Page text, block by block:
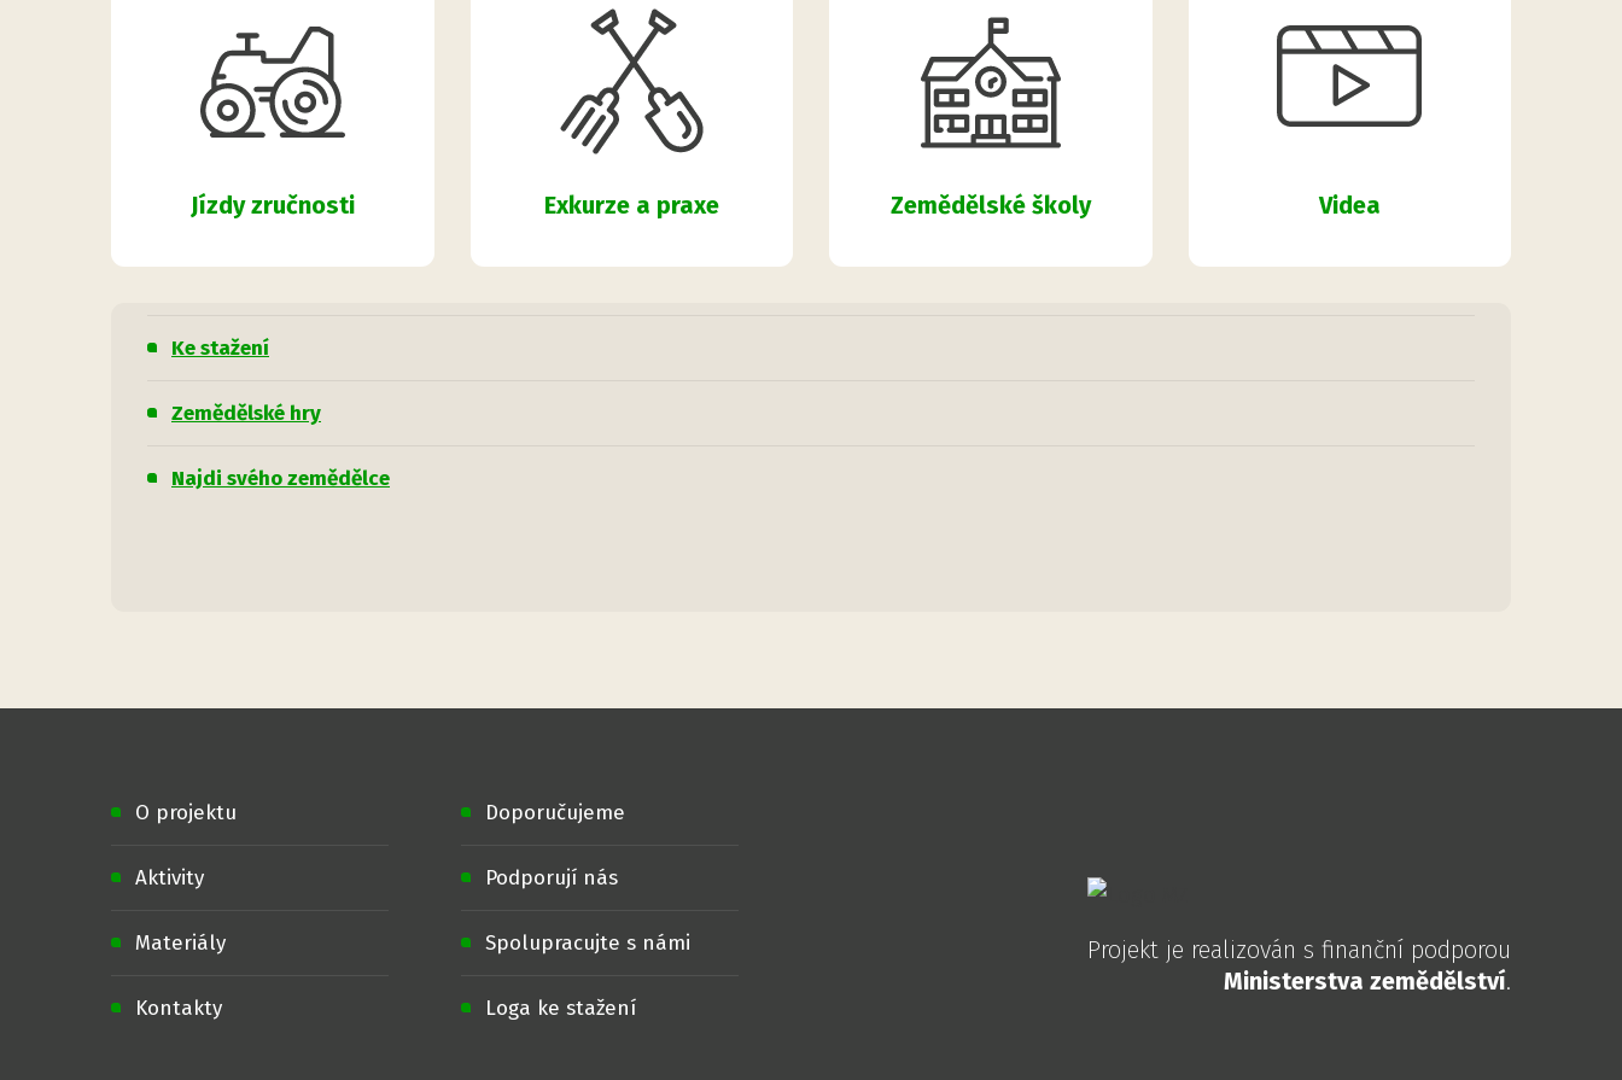
Jízdy zručnosti Exkurze a praxe Zemědělské školy Videa
Ke stažení
Zemědělské hry
Najdi svého zemědělce
O projektu
Aktivity
Materiály
Kontakty
Doporučujeme
Podporují nás
Spolupracujte s námi
Loga ke stažení
Projekt je realizován s finanční podporou
Ministerstva zemědělství.